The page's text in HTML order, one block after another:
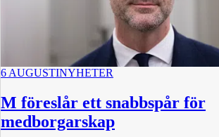
6 AUGUSTINYHETER
M föreslår ett snabbspår för
medborgarskap